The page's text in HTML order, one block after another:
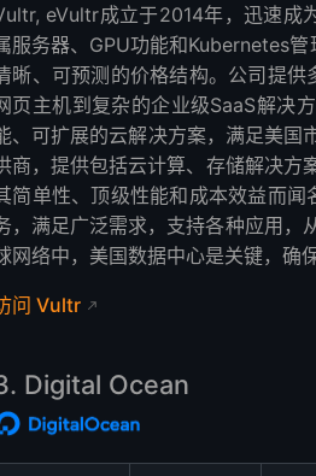
eVultr成立于2014年，迅速成
服务器、GPU功能和Kubernetes
晰、可预测的价格结构。公司提
页主机到复杂的企业级SaaS解决
、可扩展的云解决方案，满足美
商，提供包括云计算、存储解决方
简单性、顶级性能和成本效益而
，满足广泛需求，支持各种应用，
网络中，美国数据中心是关键，确
问 Vultr
Digital Ocean